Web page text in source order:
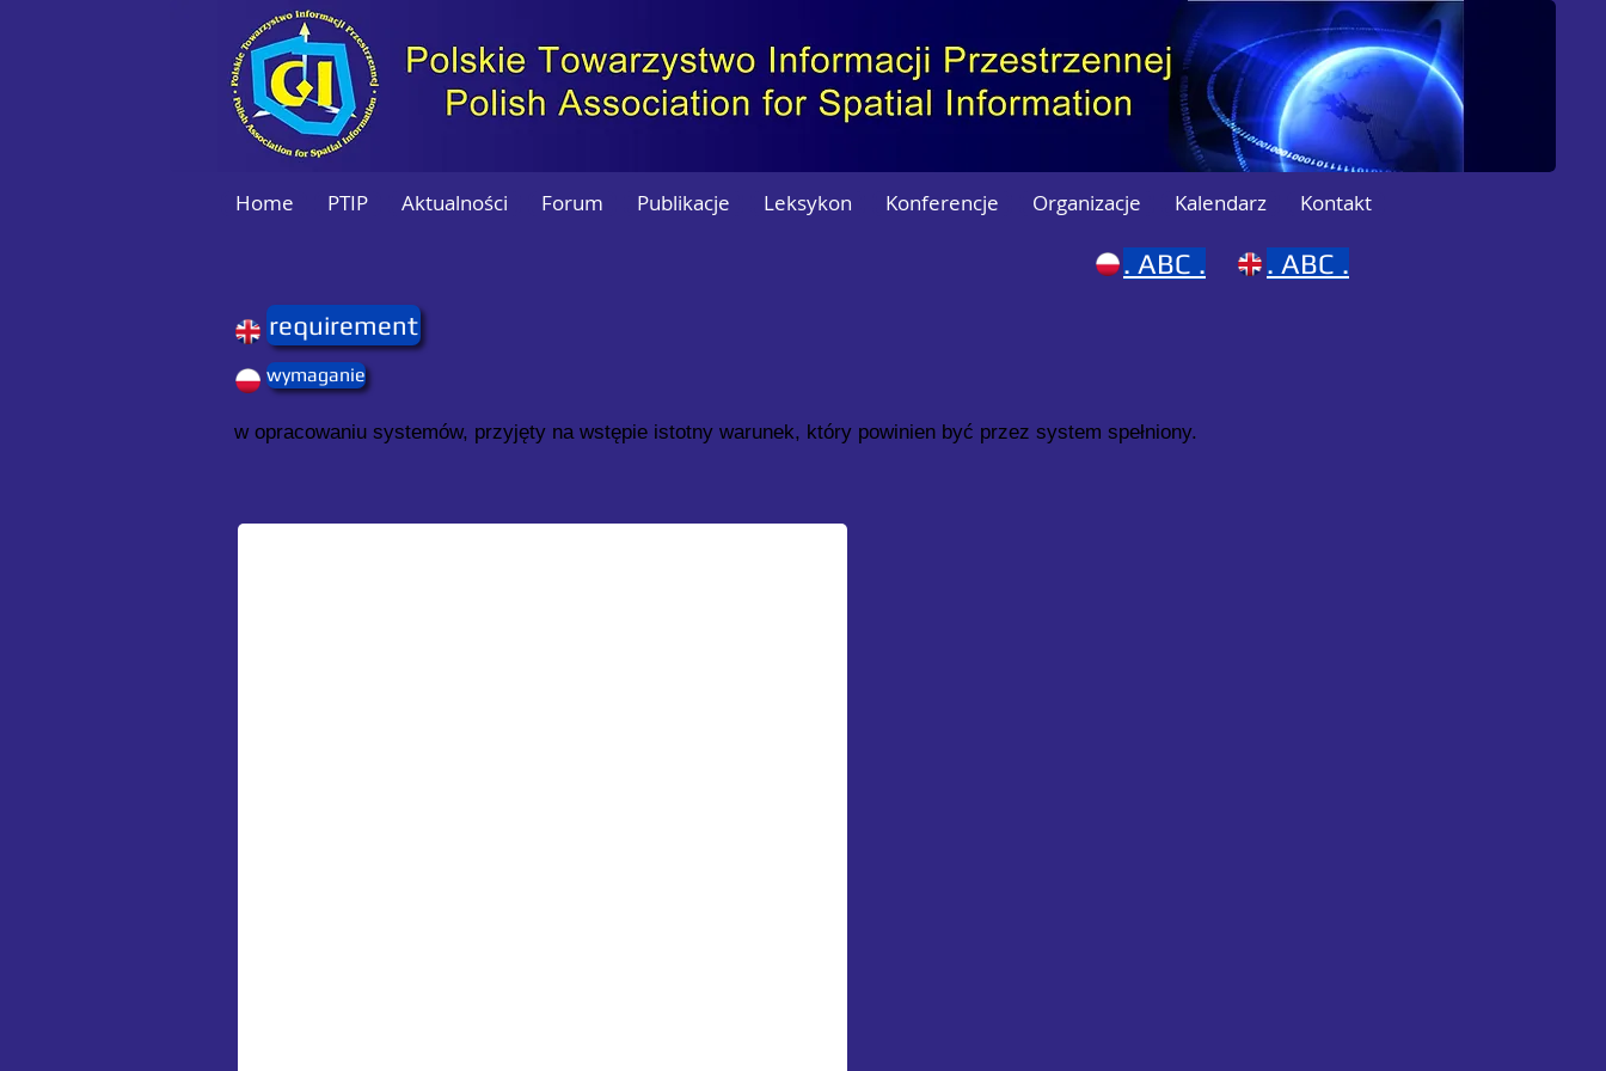
Home PTIP Aktualności Forum Publikacje Leksykon Konferencje Organizacje Kalendarz Kontakt
requirement
. ABC . . ABC .
wymaganie
w opracowaniu systemów, przyjęty na wstępie istotny warunek, który powinien być przez system spełniony.